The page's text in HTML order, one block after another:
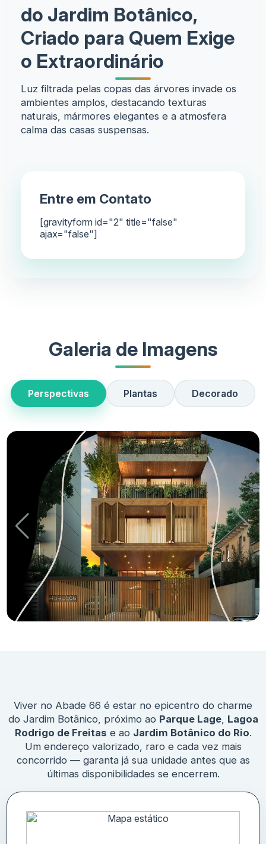
do Jardim Botânico,
Criado para Quem Exige
o Extraordinário
Luz filtrada pelas copas das árvores invade os
ambientes amplos, destacando texturas
naturais, mármores elegantes e a atmosfera
calma das casas suspensas.
Entre em Contato
[gravityform id="2" title="false"
ajax="false"]
Galeria de Imagens
Perspectivas Plantas Decorado
Viver no Abade 66 é estar no epicentro do charme
do Jardim Botânico, próximo ao Parque Lage, Lagoa
Rodrigo de Freitas e ao Jardim Botânico do Rio.
Um endereço valorizado, raro e cada vez mais
concorrido — garanta já sua unidade antes que as
últimas disponibilidades se encerrem.